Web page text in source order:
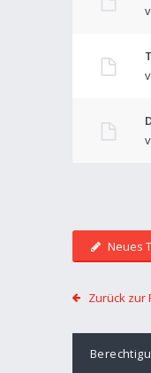
Neues
Zurück zur